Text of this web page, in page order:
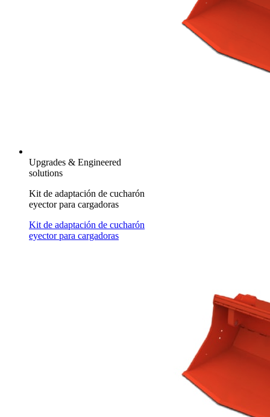
Upgrades & Engineered
solutions
Kit de adaptación de cucharón
eyector para cargadoras
Kit de adaptación de cucharón
eyector para cargadoras